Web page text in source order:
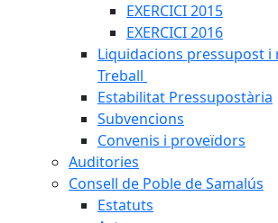
EXERCICI 2015
EXERCICI 2016
Liquidacions pressupost i
Treball
Estabilitat Pressupostària
Subvencions
Convenis i proveïdors
Auditories
Consell de Poble de Samalús
Estatuts